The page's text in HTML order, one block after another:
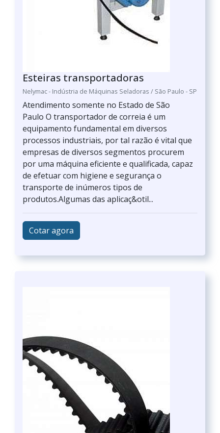
Esteiras transportadoras
Nelymac - Indústria de Máquinas Seladoras / São Paulo - SP
Atendimento somente no Estado de São
Paulo O transportador de correia é um
equipamento fundamental em diversos
processos industriais, por tal razão é vital que
empresas de diversos segmentos procurem
por uma máquina eficiente e qualificada, capaz
de efetuar com higiene e segurança o
transporte de inúmeros tipos de
produtos.Algumas das aplicaç&otil...
Cotar agora